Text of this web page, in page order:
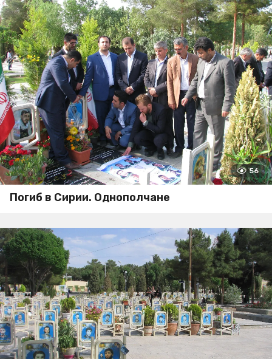
56
Погиб в Сирии. Однополчане